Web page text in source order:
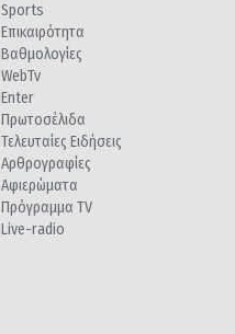
Sports
Επικαιρότητα
Βαθμολογίες
WebTv
Enter
Πρωτοσέλιδα
Τελευταίες Ειδήσεις
Αρθρογραφίες
Αφιερώματα
Πρόγραμμα TV
Live-radio